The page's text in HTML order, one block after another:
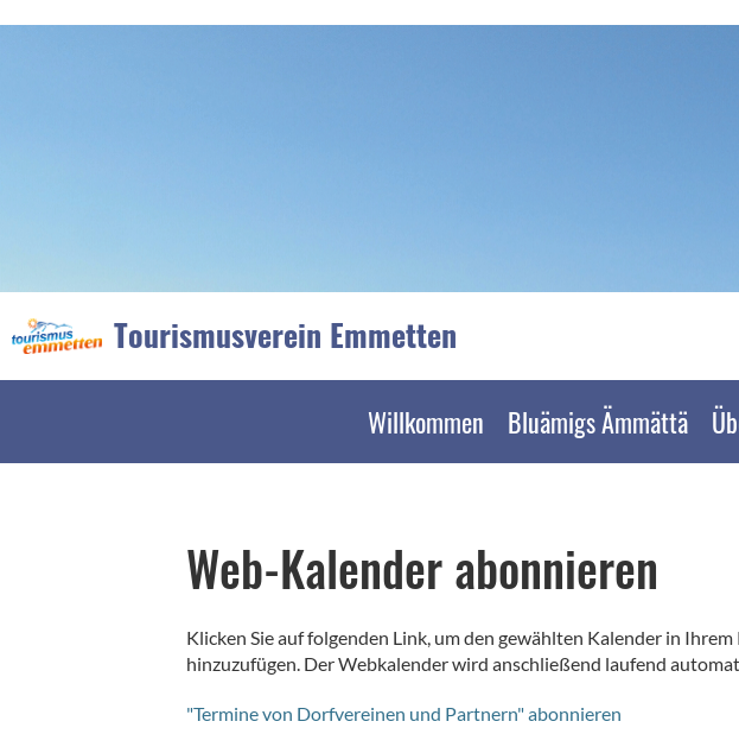
Tourismusverein Emmetten
Willkommen Bluämigs Ämmättä
Web-Kalender abonnieren
Klicken Sie auf folgenden Link, um den gewählten Kalender in
hinzuzufügen. Der Webkalender wird anschließend laufend
"Termine von Dorfvereinen und Partnern" abonnieren